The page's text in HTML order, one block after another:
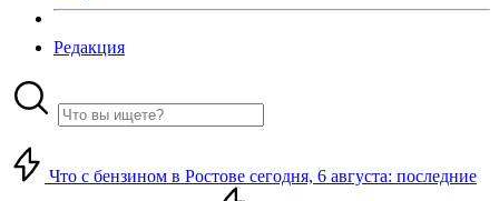
Редакция
Что с бензином в Ростове сегодня, 6 августа: последние